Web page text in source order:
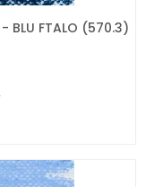
- BLU FTALO (570.3)